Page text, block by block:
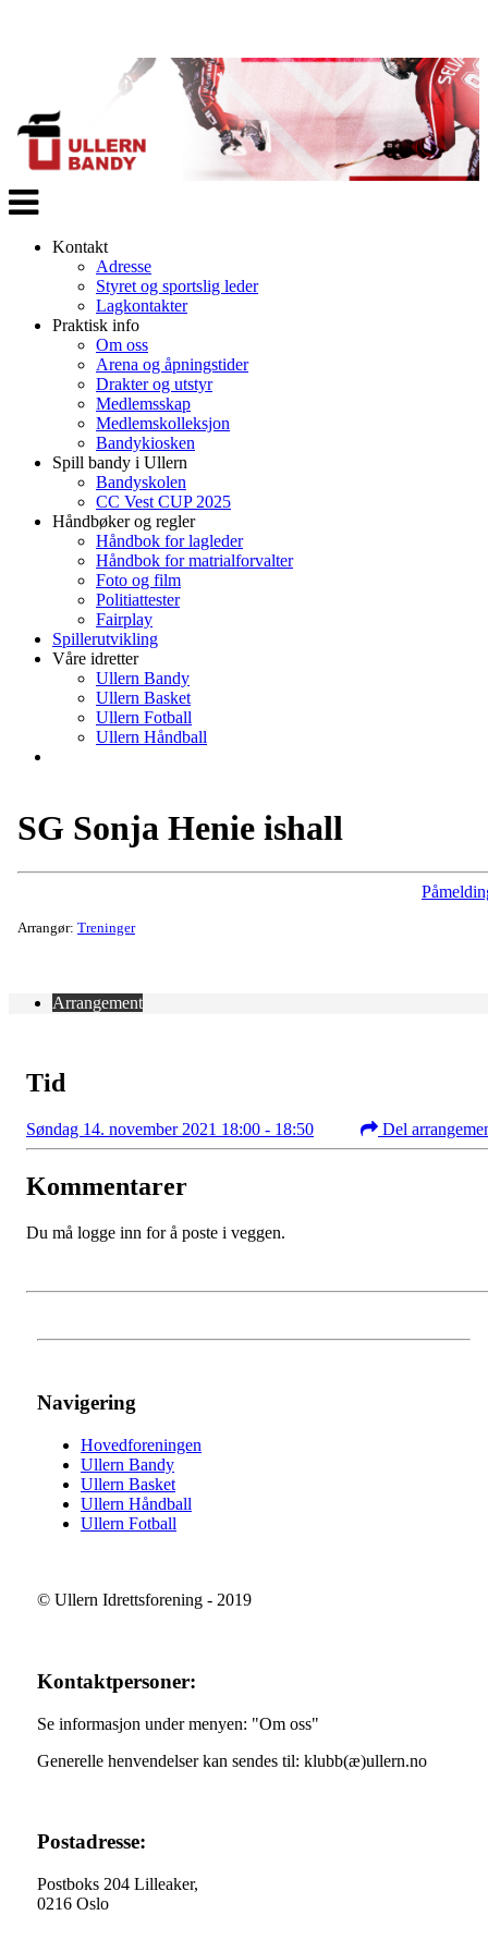
Veksle
navigasjon
Kontakt
Adresse
Styret og sportslig leder
Lagkontakter
Praktisk info
Om oss
Arena og åpningstider
Drakter og utstyr
Medlemsskap
Medlemskolleksjon
Bandykiosken
Spill bandy i Ullern
Bandyskolen
CC Vest CUP 2025
Håndbøker og regler
Håndbok for lagleder
Håndbok for matrialforvalter
Foto og film
Politiattester
Fairplay
Spillerutvikling
Våre idretter
Ullern Bandy
Ullern Basket
Ullern Fotball
Ullern Håndball
SG Sonja Henie ishall
Arrangør: Treninger
Arrangement
Tid
Søndag 14. november 2021 18:00 - 18:50 Del
Kommentarer
Du må logge inn for å poste i veggen.
Navigering
Hovedforeningen
Ullern Bandy
Ullern Basket
Ullern Håndball
Ullern Fotball
© Ullern Idrettsforening - 2019
Kontaktpersoner:
Se informasjon under menyen: "Om oss"
Generelle henvendelser kan sendes til: klubb(æ)ullern.no
Postadresse:
Postboks 204 Lilleaker,
0216 Oslo